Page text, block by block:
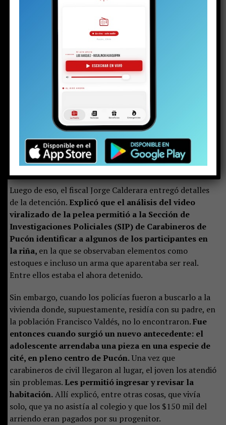
rostro serio reflejaba preocupación y quizás algo de la
inocencia que todavía le queda.
La magistrada preguntó por un adulto responsable. Solo
estaba la mujer mayor, quien se presentó como la
vivía con él y que el joven residía con el padre. Sin
embargo, este aún no llegaba al tribunal.
correspondió responder las preguntas de rigor:
domicilio y correo electrónico para ser notificada de las
actuaciones judiciales que, desde ese momento, el
adolescente deberá enfrentar.
Luego de eso, el fiscal Jorge Calderara entregó detalles
de la detención. Explicó que el análisis del video
viralizado de la pelea permitió a la Sección de
Investigaciones Policiales (SIP) de Carabineros de
Pucón identificar a algunos de los participantes en
la riña, en la que se observaban elementos como
estoques e incluso un arma que aparentaba ser real.
Entre ellos estaba el ahora detenido.
Sin embargo, cuando los policías fueron a buscarlo a la
vivienda donde, supuestamente, residía con su padre, en
la población Francisco Valdés, no lo encontraron.Fue
entonces cuando surgió un nuevo antecedente: el
adolescente arrendaba una pieza en una especie de
cité, en pleno centro de Pucón.Una vez que
carabineros de civil llegaron al lugar, el joven los atendió
sin problemas. Les permitió ingresar y revisar la
habitación.Allí explicó, entre otras cosas, que vivía
solo, que ya no asistía al colegio y que los $150 mil del
arriendo eran pagados por su progenitor.